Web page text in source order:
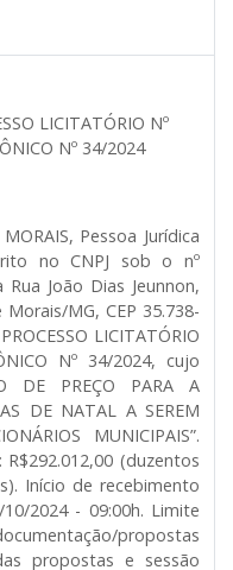
LICITATÓRIO Nº
Nº 34/2024
Pessoa Jurídica
no CNPJ sob o nº
João Dias Jeunnon,
MG, CEP 35.738-
LICITATÓRIO
Nº 34/2024, cujo
DE PREÇO PARA A
DE NATAL A SEREM
MUNICIPAIS”.
(duzentos
Início de recebimento
2024 - 09:00h. Limite
propostas
propostas e sessão